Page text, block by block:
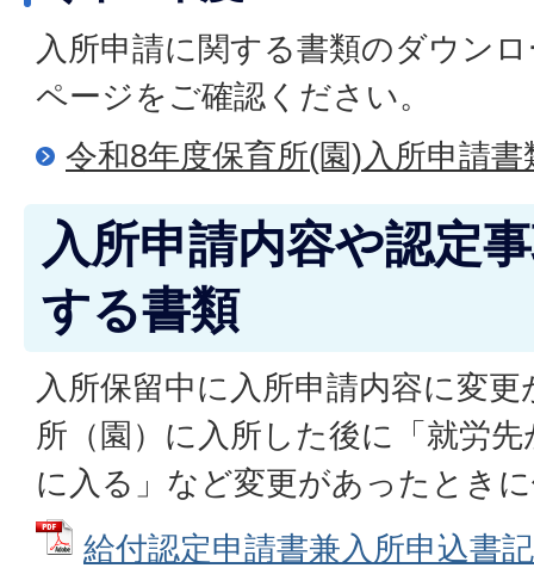
入所申請に関する書類のダウン
ページをご確認ください。
令和8年度保育所(園)入所申請書
入所申請内容や認定
する書類
入所保留中に入所申請内容に変
所（園）に入所した後に「就労
に入る」など変更があったとき
給付認定申請書兼入所申込書